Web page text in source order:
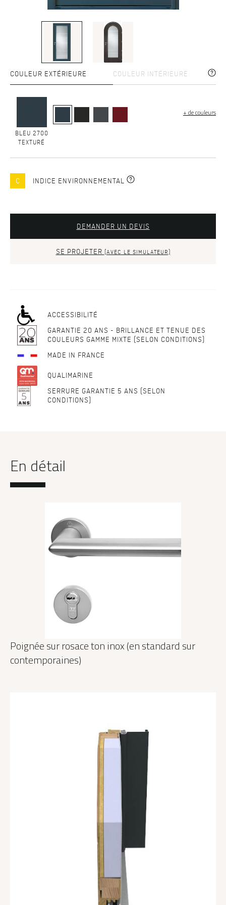
COULEUR EXTÉRIEURE COULEUR INTÉRIEURE
BLEU 2700
TEXTURÉ
+ de couleurs
C INDICE ENVIRONNEMENTAL
DEMANDER UN DEVIS
SE PROJETER (AVEC LE SIMULATEUR)
ACCESSIBILITÉ
GARANTIE 20 ANS - BRILLANCE ET TENUE DES
COULEURS GAMME MIXTE (SELON CONDITIONS)
MADE IN FRANCE
QUALIMARINE
SERRURE GARANTIE 5 ANS (SELON
CONDITIONS)
En détail
Poignée sur rosace ton inox (en standard sur
contemporaines)